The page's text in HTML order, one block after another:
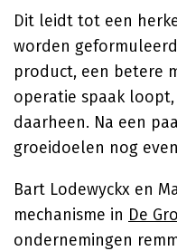
Dit leidt tot een
worden
product, een betere
operatie spaak
daarheen. Na een
groeidoelen nog
Bart Lodewyckx en
mechanisme in De
ondernemingen